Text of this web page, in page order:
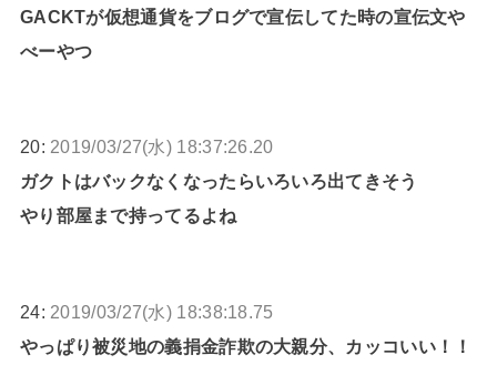
GACKTが仮想通貨をブログで宣伝してた時の宣伝文や
べーやつ
20: 2019/03/27(水) 18:37:26.20
ガクトはバックなくなったらいろいろ出てきそう
やり部屋まで持ってるよね
24: 2019/03/27(水) 18:38:18.75
やっぱり被災地の義捐金詐欺の大親分、カッコいい！！